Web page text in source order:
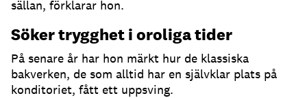
sällan, förklarar hon.
Söker trygghet i oroliga tider
På senare år har hon märkt hur de klassiska
bakverken, de som alltid har en självklar plats på
konditoriet, fått ett uppsving.